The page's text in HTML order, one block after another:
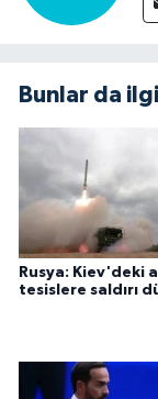
Bunlar da
Rusya: Kiev'deki
tesislere saldırı